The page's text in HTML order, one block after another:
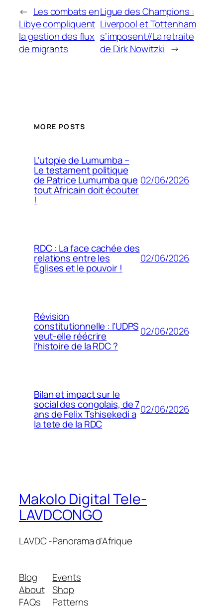
← Les combats en
Libye compliquent
la gestion des flux
de migrants
Ligue des Champions :
Liverpool et Tottenham
s’imposent//La retraite
de Dirk Nowitzki →
MORE POSTS
L’utopie de Lumumba –
Le testament politique
de Patrice Lumumba que
tout Africain doit écouter
!
02/06/2026
RDC : La face cachée des
relations entre les
Églises et le pouvoir !
02/06/2026
Révision
constitutionnelle : l’UDPS
veut-elle réécrire
l’histoire de la RDC ?
02/06/2026
Bilan et impact sur le
social des congolais, de 7
ans de Felix Tshisekedi a
la tete de la RDC
02/06/2026
Makolo Digital Tele-
LAVDCONGO
LAVDC -Panorama d'Afrique
Blog
About
FAQs
Events
Shop
Patterns